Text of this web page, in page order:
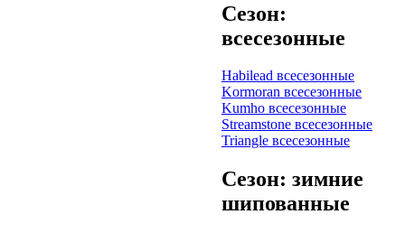
Сезон:
всесезонные
Habilead всесезонные
Kormoran всесезонные
Kumho всесезонные
Streamstone всесезонные
Triangle всесезонные
Сезон: зимние
шипованные